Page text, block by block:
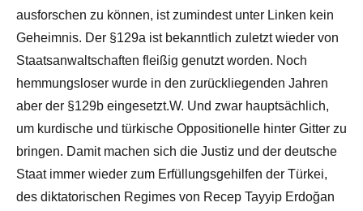
ausforschen zu können, ist zumindest unter Linken kein
Geheimnis. Der §129a ist bekanntlich zuletzt wieder von
Staatsanwaltschaften fleißig genutzt worden. Noch
hemmungsloser wurde in den zurückliegenden Jahren
aber der §129b eingesetzt.W. Und zwar hauptsächlich,
um kurdische und türkische Oppositionelle hinter Gitter zu
bringen. Damit machen sich die Justiz und der deutsche
Staat immer wieder zum Erfüllungsgehilfen der Türkei,
des diktatorischen Regimes von Recep Tayyip Erdoğan